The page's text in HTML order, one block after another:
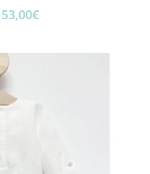
El
original
era:
53,00€El
actual